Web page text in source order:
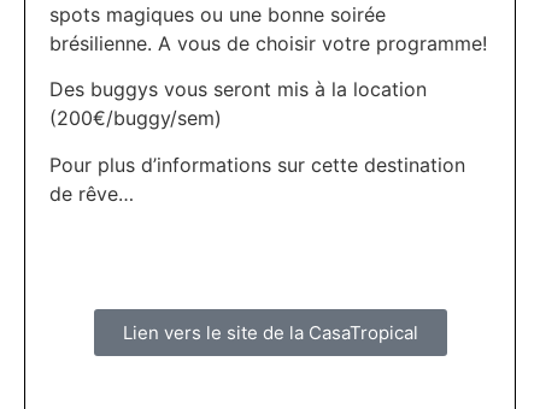
spots magiques ou une bonne soirée
brésilienne. A vous de choisir votre programme!
Des buggys vous seront mis à la location
(200€/buggy/sem)
Pour plus d’informations sur cette destination
de rêve…
Lien vers le site de la CasaTropical